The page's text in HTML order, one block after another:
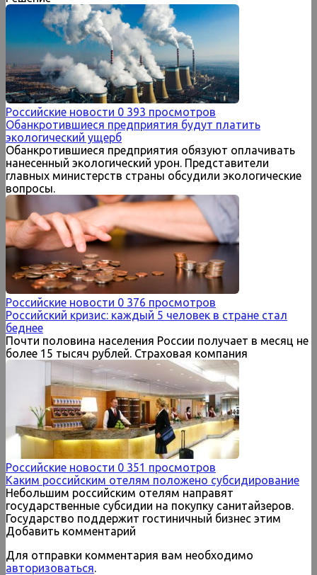
Российские новости 0 393 просмотров
Обанкротившиеся предприятия будут платить
экологический ущерб
Обанкротившиеся предприятия обязуют оплачивать
нанесенный экологический урон. Представители
главных министерств страны обсудили экологические
вопросы.
Российские новости 0 376 просмотров
Российский кризис: каждый 5 человек в стране стал
беднее
Почти половина населения России получает в месяц не
более 15 тысяч рублей. Страховая компания
Российские новости 0 351 просмотров
Каким российским отелям положено субсидирование
Небольшим российским отелям направят
государственные субсидии на покупку санитайзеров.
Государство поддержит гостиничный бизнес этим
Добавить комментарий
Для отправки комментария вам необходимо
авторизоваться.